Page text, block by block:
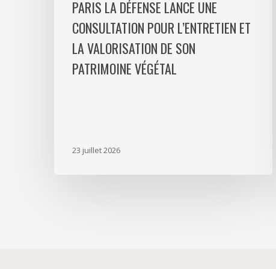
patrimoine
végétal
PARIS LA DÉFENSE LANCE UNE
CONSULTATION POUR L’ENTRETIEN ET
LA VALORISATION DE SON
PATRIMOINE VÉGÉTAL
23 juillet 2026